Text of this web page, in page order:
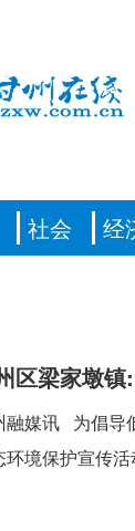
社会 经
区梁家墩
融媒讯 为倡导
环境保护宣传